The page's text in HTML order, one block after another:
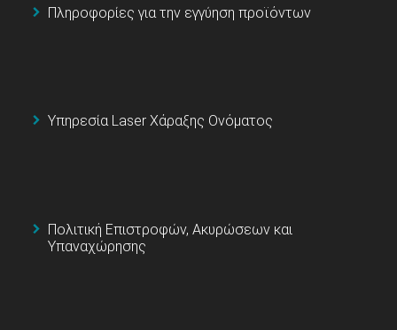
Πληροφορίες για την εγγύηση προϊόντων
Υπηρεσία Laser Χάραξης Ονόματος
Πολιτική Επιστροφών, Ακυρώσεων και
Υπαναχώρησης